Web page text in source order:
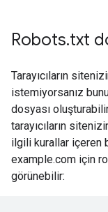
Robots.txt
Tarayıcıların
istemiyorsanız
dosyası
tarayıcıların
ilgili kurallar içeren
example.com için
görünebilir: